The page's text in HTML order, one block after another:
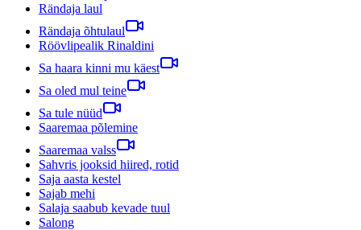
Rändaja laul
Rändaja õhtulaul
Röövlipealik Rinaldini
Sa haara kinni mu käest
Sa oled mul teine
Sa tule nüüd
Saaremaa põlemine
Saaremaa valss
Sahvris jooksid hiired, rotid
Saja aasta kestel
Sajab mehi
Salaja saabub kevade tuul
Salong